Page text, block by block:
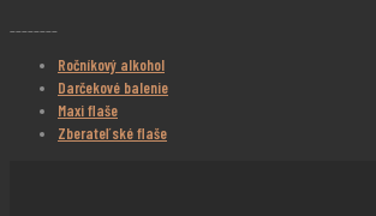
________
Ročníkový alkohol
Darčekové balenie
Maxi flaše
Zberateľské flaše